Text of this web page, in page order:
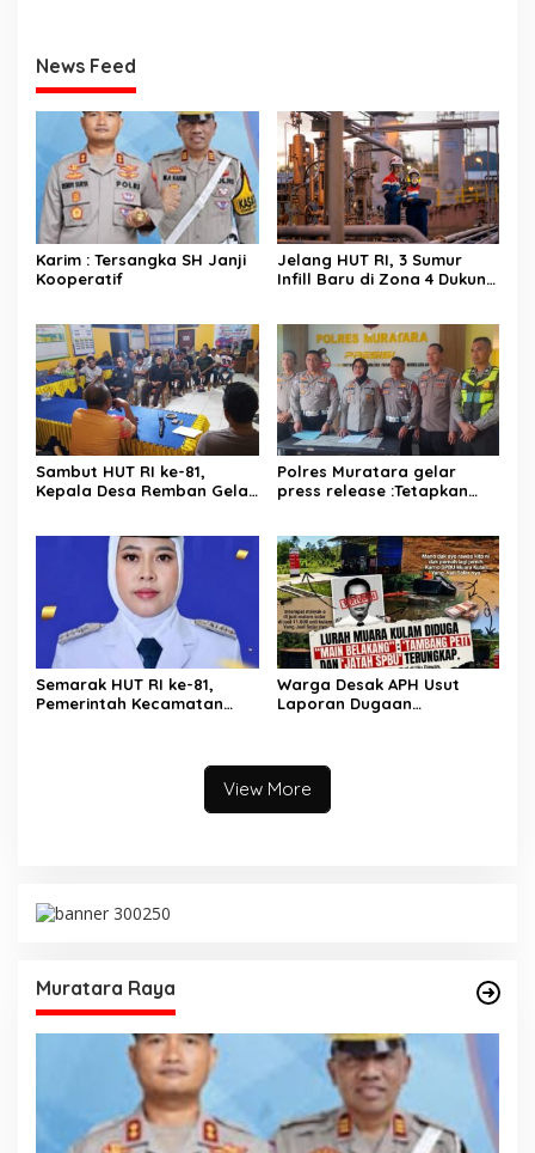
News Feed
Karim : Tersangka SH Janji
Kooperatif
Jelang HUT RI, 3 Sumur
Infill Baru di Zona 4 Dukung
Sambut HUT RI ke-81,
Kepala Desa Remban Gelar
Polres Muratara gelar
press release :Tetapkan
Maut antara Bus ALS dan
Tangki BBM Tewaskan 19
Orang
Semarak HUT RI ke-81,
Pemerintah Kecamatan
Warga Desak APH Usut
Laporan Dugaan
View More
Muratara Raya